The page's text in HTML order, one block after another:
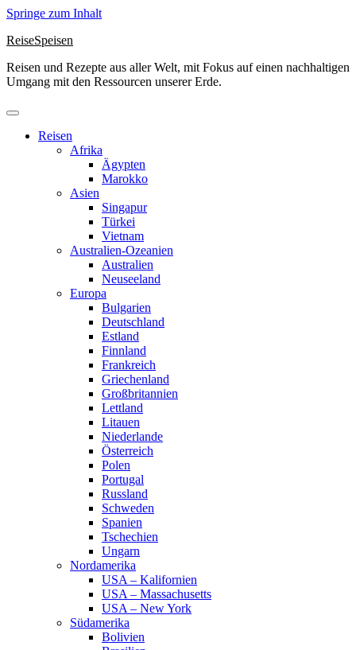
Springe zum Inhalt
ReiseSpeisen
Reisen und Rezepte aus aller Welt, mit Fokus auf einen nachhaltigen
Umgang mit den Ressourcen unserer Erde.
Reisen
Afrika
Ägypten
Marokko
Asien
Singapur
Türkei
Vietnam
Australien-Ozeanien
Australien
Neuseeland
Europa
Bulgarien
Deutschland
Estland
Finnland
Frankreich
Griechenland
Großbritannien
Lettland
Litauen
Niederlande
Österreich
Polen
Portugal
Russland
Schweden
Spanien
Tschechien
Ungarn
Nordamerika
USA – Kalifornien
USA – Massachusetts
USA – New York
Südamerika
Bolivien